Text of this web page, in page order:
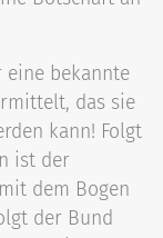
eine bekannte
das sie
kann! Folgt
ist der
dem Bogen
der Bund